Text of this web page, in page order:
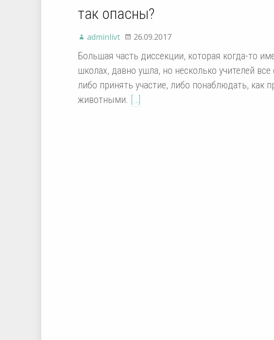
так опасны?
adminlivt 26.09.2017
Большая часть диссекции, которая когда-то
школах, давно ушла, но несколько учителей
либо принять участие, либо понаблюдать, как
животными. […]